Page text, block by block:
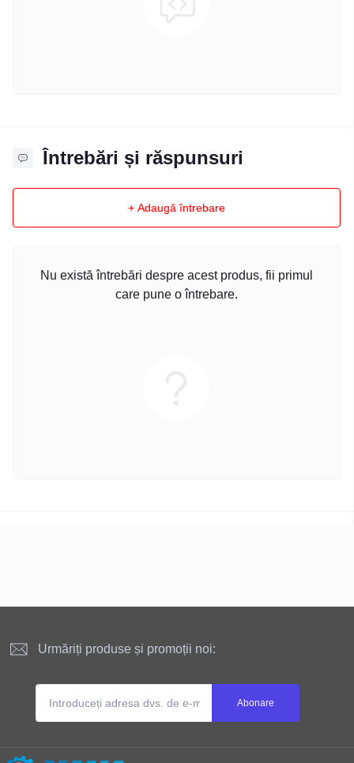
Întrebări și răspunsuri
+ Adaugă întrebare
Nu există întrebări despre acest produs, fii primul
care pune o întrebare.
Urmăriți produse și promoții noi:
Abonare